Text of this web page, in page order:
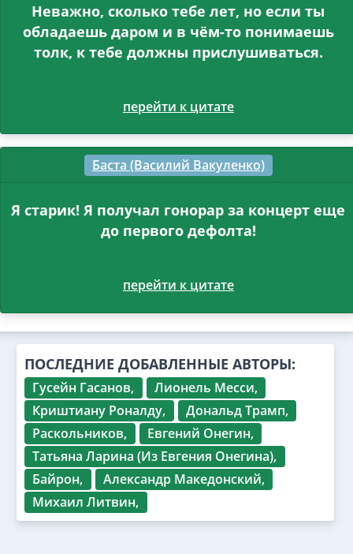
Неважно, сколько тебе лет, но если ты
обладаешь даром и в чём-то понимаешь
толк, к тебе должны прислушиваться.
перейти к цитате
Баста (Василий Вакуленко)
Я старик! Я получал гонорар за концерт еще
до первого дефолта!
перейти к цитате
ПОСЛЕДНИЕ ДОБАВЛЕННЫЕ АВТОРЫ:
Гусейн Гасанов,
Лионель Месси,
Криштиану Роналду,
Дональд Трамп,
Раскольников,
Евгений Онегин,
Татьяна Ларина (Из Евгения Онегина),
Байрон,
Александр Македонский,
Михаил Литвин,